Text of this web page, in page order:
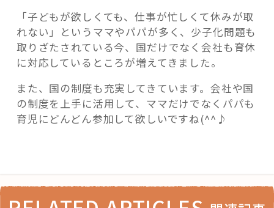
「子どもが欲しくても、仕事が忙しくて休みが取
れない」というママやパパが多く、少子化問題も
取りざたされている今、国だけでなく会社も育休
に対応しているところが増えてきました。
また、国の制度も充実してきています。会社や国
の制度を上手に活用して、ママだけでなくパパも
育児にどんどん参加して欲しいですね(^^♪